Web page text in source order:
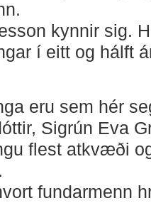
kynnir sig.
í eitt og hálft
eru sem hér
Sigrún Eva
flest atkvæði
fundarmenn